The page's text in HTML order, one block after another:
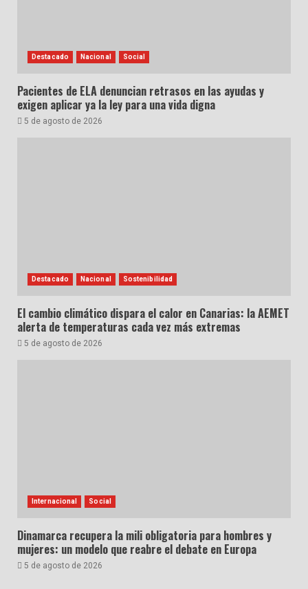
Destacado Nacional Social
Pacientes de ELA denuncian retrasos en las ayudas y
exigen aplicar ya la ley para una vida digna
5 de agosto de 2026
Destacado Nacional Sostenibilidad
El cambio climático dispara el calor en Canarias: la AEMET
alerta de temperaturas cada vez más extremas
5 de agosto de 2026
Internacional Social
Dinamarca recupera la mili obligatoria para hombres y
mujeres: un modelo que reabre el debate en Europa
5 de agosto de 2026